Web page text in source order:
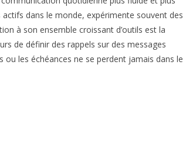
dans le monde, expérimente souvent des
à son ensemble croissant d’outils est la
de définir des rappels sur des messages
les échéances ne se perdent jamais dans le